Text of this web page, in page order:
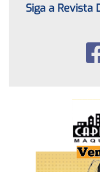
Siga a Revista